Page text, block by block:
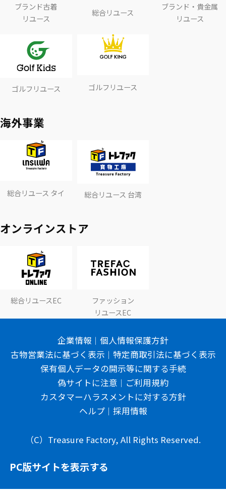
ブランド古着
リユース
総合リユース
ブランド・貴金属
リユース
ゴルフリユース ゴルフリユース
海外事業
総合リユース タイ 総合リユース 台湾
オンラインストア
総合リユースEC
ファッション
リユースEC
企業情報
個人情報保護方針
古物営業法に基づく表示
特定商取引法に基づく表示
保有個人データの開示等に関する手続
偽サイトに注意
ご利用規約
カスタマーハラスメントに対する方針
ヘルプ
採用情報
（C）Treasure Factory, All Rights Reserved.
PC版サイトを表示する